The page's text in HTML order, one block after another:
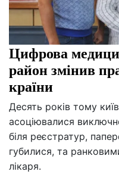
Цифрова
район змінив
країни
Десять років тому
асоціювалися
біля реєстратур,
губилися, та
лікаря.